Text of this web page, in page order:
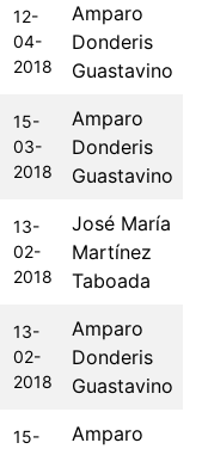
12-
04-
2018
Amparo
Donderis
Guastavino
15-
03-
2018
Amparo
Donderis
Guastavino
13-
02-
2018
José María
Martínez
Taboada
13-
02-
2018
Amparo
Donderis
Guastavino
15-
Amparo